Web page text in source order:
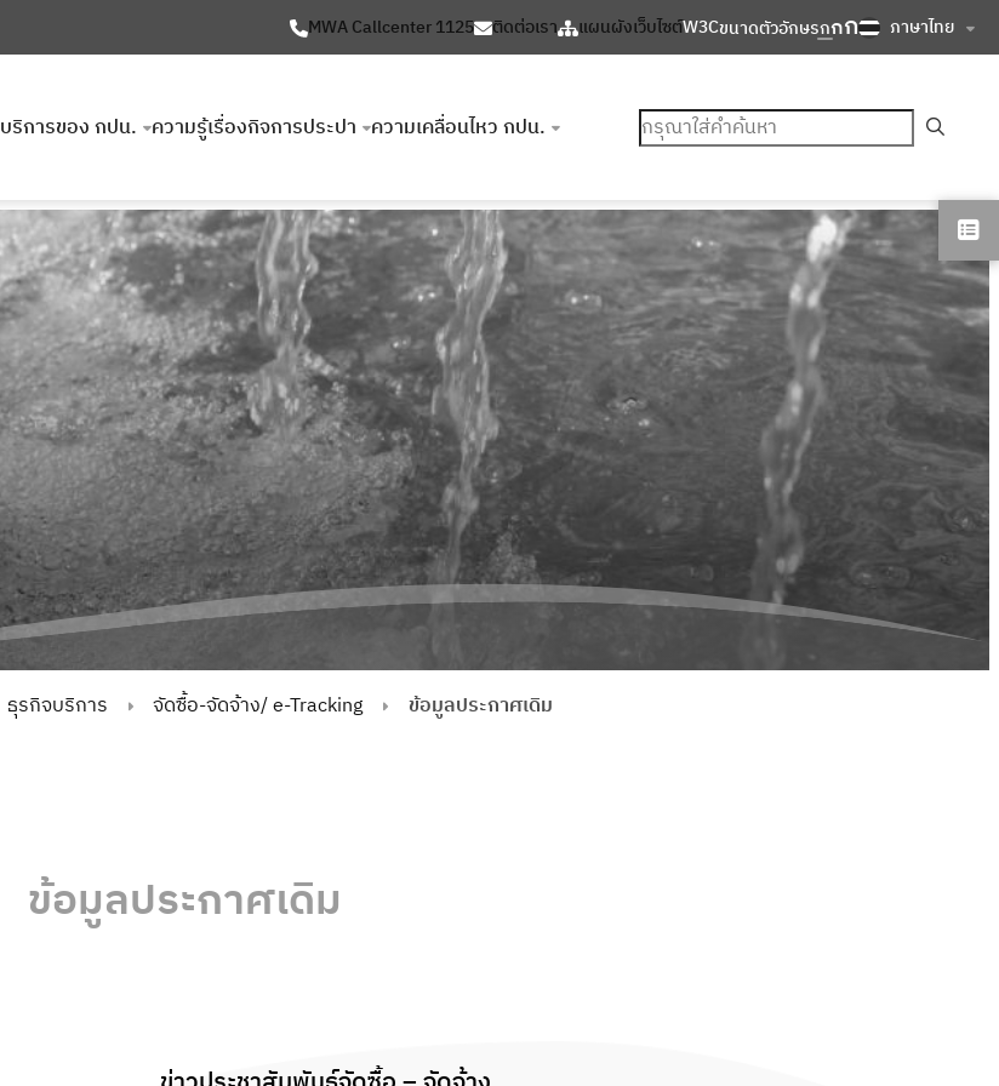
MWA Callcenter 1125 ติดต่อเรา แผนผังเว็บไซต์W3Cขนาดตัวอักษรกกก ภาษาไทย
บริการของ กปน. ความรู้เรื่องกิจการประปา ความเคลื่อนไหว กปน. ค้นหา
ธุรกิจบริการ จัดซื้อ-จัดจ้าง/ e-Tracking ข้อมูลประกาศเดิม
ข้อมูลประกาศเดิม